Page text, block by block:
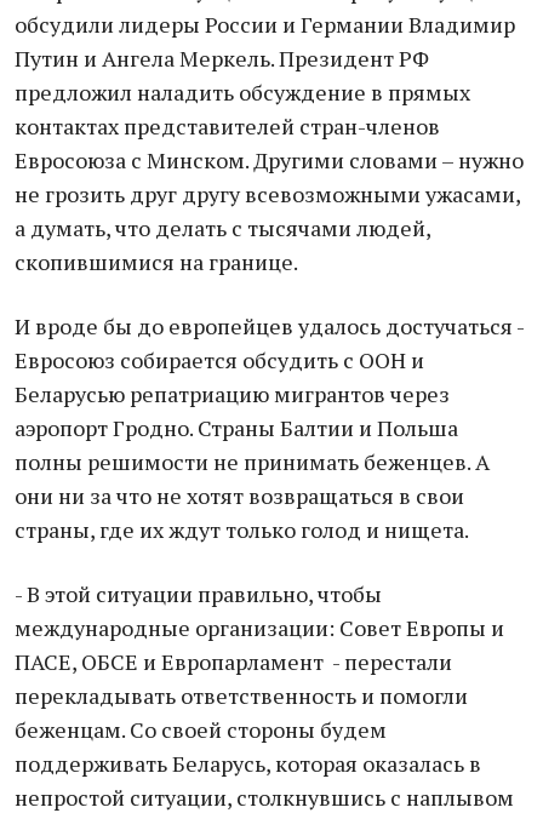
обсудили лидеры России и Германии Владимир
Путин и Ангела Меркель. Президент РФ
предложил наладить обсуждение в прямых
контактах представителей стран-членов
Евросоюза с Минском. Другими словами – нужно
не грозить друг другу всевозможными ужасами,
а думать, что делать с тысячами людей,
скопившимися на границе.
И вроде бы до европейцев удалось достучаться -
Евросоюз собирается обсудить с ООН и
Беларусью репатриацию мигрантов через
аэропорт Гродно. Страны Балтии и Польша
полны решимости не принимать беженцев. А
они ни за что не хотят возвращаться в свои
страны, где их ждут только голод и нищета.
- В этой ситуации правильно, чтобы
международные организации: Совет Европы и
ПАСЕ, ОБСЕ и Европарламент - перестали
перекладывать ответственность и помогли
беженцам. Со своей стороны будем
поддерживать Беларусь, которая оказалась в
непростой ситуации, столкнувшись с наплывом